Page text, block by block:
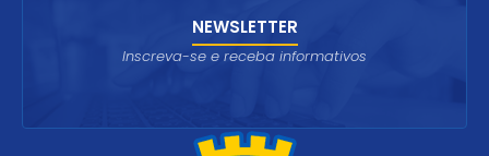
NEWSLETTER
Inscreva-se e receba informativos